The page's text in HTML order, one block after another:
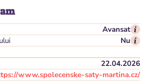
Avansat
Nu
22.04.2026
www.spolecenske-saty-martina.cz/